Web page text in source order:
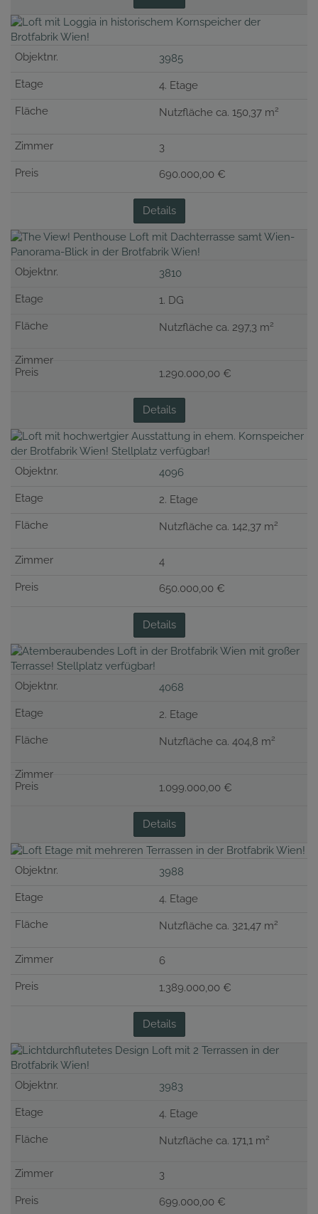
3985
4. Etage
Nutzfläche ca. 150,37 m2
3
690.000,00 €
Details
3810
1. DG
Nutzfläche ca. 297,3 m2
1.290.000,00 €
Details
4096
2. Etage
Nutzfläche ca. 142,37 m2
4
650.000,00 €
Details
4068
2. Etage
Nutzfläche ca. 404,8 m2
1.099.000,00 €
Details
3988
4. Etage
Nutzfläche ca. 321,47 m2
6
1.389.000,00 €
Details
3983
4. Etage
Nutzfläche ca. 171,1 m2
3
699.000,00 €